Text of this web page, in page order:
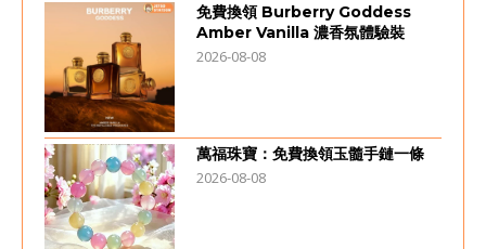
免費換領 Burberry Goddess
Amber Vanilla 濃香氛體驗裝
2026-08-08
萬福珠寶：免費換領玉髓手鏈一條
2026-08-08